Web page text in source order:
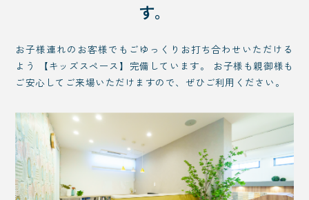
す。
お子様連れのお客様でもごゆっくりお打ち合わせいただける
よう 【キッズスペース】完備しています。 お子様も親御様も
ご安心してご来場いただけますので、ぜひご利用ください。